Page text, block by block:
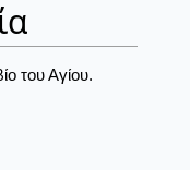
του Αγίου.